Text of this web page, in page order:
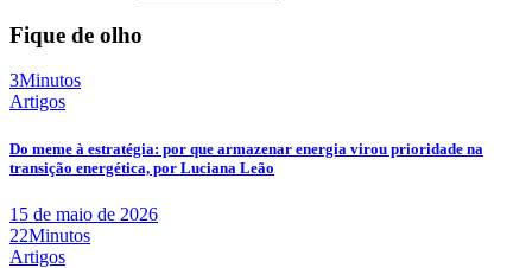
Fique de olho
3Minutos
Artigos
Do meme à estratégia: por que armazenar energia virou prioridade na
transição energética, por Luciana Leão
15 de maio de 2026
22Minutos
Artigos